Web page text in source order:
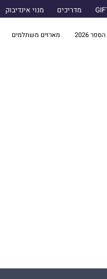
מדריכים מנוי אינדיבוק
2026 מארזים משתלמים